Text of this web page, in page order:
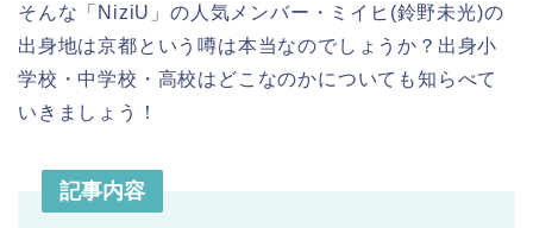
そんな「NiziU」の人気メンバー・ミイヒ(鈴野未光)の
出身地は京都という噂は本当なのでしょうか？出身小
学校・中学校・高校はどこなのかについても知らべて
いきましょう！
記事内容